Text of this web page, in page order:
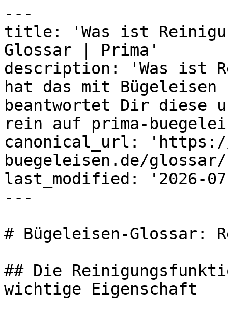
---
title: 'Was ist
Glossar | Prima'
description: 'Was ist
hat das mit Bügeleisen
beantwortet Dir diese
rein auf prima-
canonical_url: 'https://
buegeleisen.de/
last_modified: '2026-
---
# Bügeleisen-Glossar:
## Die
wichtige Eigenschaft